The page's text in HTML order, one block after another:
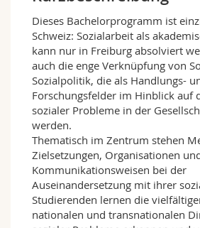
Math.-Nat. und Med. Fak.
Interfakultär
Doktorierende
Vorlesungsverzeichnis
MyUnifr
Dieses Bachelorprogramm ist
Schweiz: Sozialarbeit als
kann nur in Freiburg absolviert
auch die enge Verknüpfung von
Sozialpolitik, die als Handlungs-
Forschungsfelder im Hinblick auf
sozialer Probleme in der
werden.
Thematisch im Zentrum stehen
Zielsetzungen, Organisationen
Kommunikationsweisen bei der
Auseinandersetzung mit ihrer
Studierenden lernen die
nationalen und transnationalen